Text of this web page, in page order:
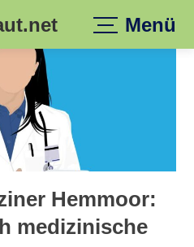
Menü
Hemmoor:
medizinische